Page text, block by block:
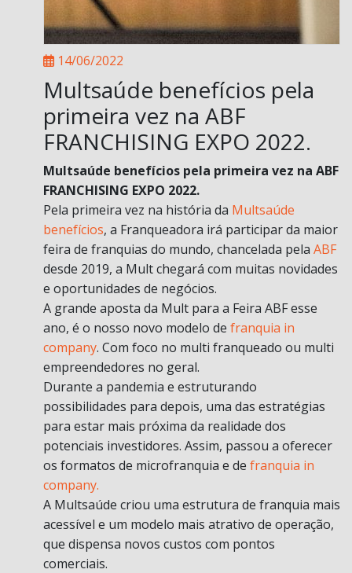
14/06/2022
Multsaúde benefícios pela
primeira vez na ABF
FRANCHISING EXPO 2022.
Multsaúde benefícios pela primeira vez na ABF
FRANCHISING EXPO 2022.
Pela primeira vez na história da Multsaúde
benefícios, a Franqueadora irá participar da maior
feira de franquias do mundo, chancelada pela ABF
desde 2019, a Mult chegará com muitas novidades
e oportunidades de negócios.
A grande aposta da Mult para a Feira ABF esse
ano, é o nosso novo modelo de franquia in
company. Com foco no multi franqueado ou multi
empreendedores no geral.
Durante a pandemia e estruturando
possibilidades para depois, uma das estratégias
para estar mais próxima da realidade dos
potenciais investidores. Assim, passou a oferecer
os formatos de microfranquia e de franquia in
company.
A Multsaúde criou uma estrutura de franquia mais
acessível e um modelo mais atrativo de operação,
que dispensa novos custos com pontos
comerciais.